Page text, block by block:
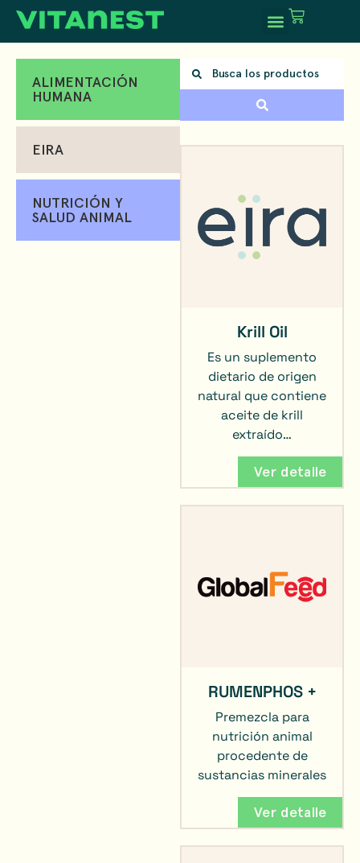
ALIMENTACIÓN
HUMANA
EIRA
NUTRICIÓN Y
SALUD ANIMAL
Krill Oil
Es un suplemento
dietario de origen
natural que contiene
aceite de krill
extraído…
Ver detalle
RUMENPHOS +
Premezcla para
nutrición animal
procedente de
sustancias minerales
Ver detalle